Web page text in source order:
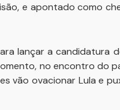
e apontado como
lançar a candidatura
no encontro do
vão ovacionar Lula e